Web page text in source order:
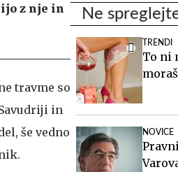
z nje in
travme so
in
še vedno
Ne
TRENDI
To ni
NOVICE